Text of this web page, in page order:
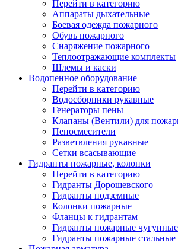
Перейти в категорию
Аппараты дыхательные
Боевая одежда пожарного
Обувь пожарного
Снаряжение пожарного
Теплоотражающие комплекты
Шлемы и каски
Водопенное оборудование
Перейти в категорию
Водосборники рукавные
Генераторы пены
Клапаны (Вентили) для
Пеносмесители
Разветвления рукавные
Сетки всасывающие
Гидранты пожарные, колонки
Перейти в категорию
Гидранты Дорошевского
Гидранты подземные
Колонки пожарные
Фланцы к гидрантам
Гидранты пожарные чугунные
Гидранты пожарные стальные